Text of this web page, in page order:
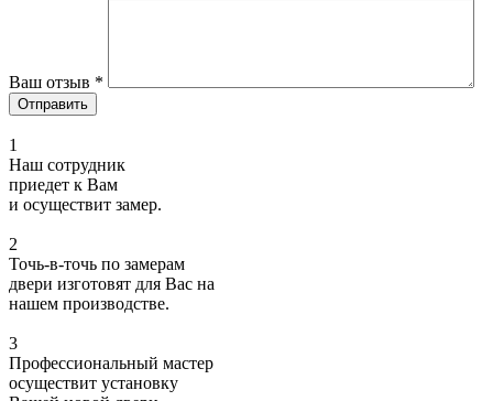
Ваш отзыв *
1
Наш сотрудник
приедет к Вам
и осуществит замер.
2
Точь-в-точь по замерам
двери изготовят для Вас на
нашем производстве.
3
Профессиональный мастер
осуществит установку